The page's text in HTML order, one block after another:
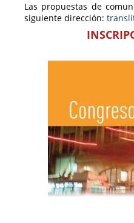
Las propuestas de
siguiente dirección: